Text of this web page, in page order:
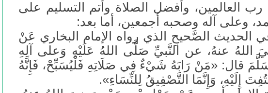
رب العالمين، وأفضل الصلاة وأتم التسليم على
وعلى آله وصحبه أجمعين، أما بعد:
الحديث الصَّحيحِ الذي رواه الإمام البخاري عَنْ
عنهُ، عن النَّبيِّ صَلَّى اللهُ عَلَيْهِ وَعلى آلِهِ
قال: «مَنْ رَابَهُ شَيْءٌ فِي صَلَاتِهِ فَلْيُسَبِّحْ، فَإِنَّهُ
إِلَيْهِ، وَإِنَّمَا التَّصْفِيقُ لِلنِّسَاءِ».